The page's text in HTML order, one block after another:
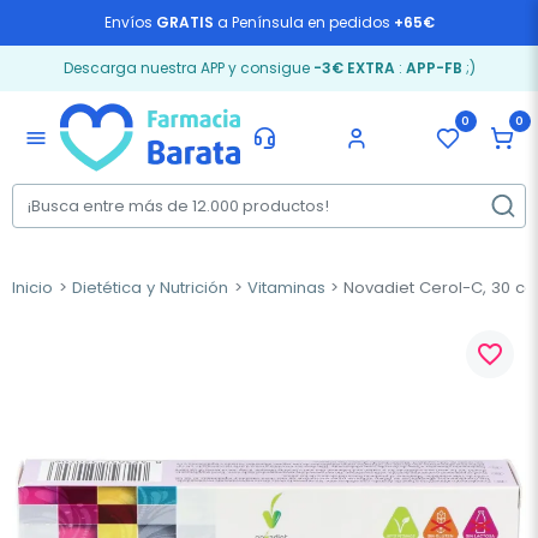
Envíos GRATIS a Península en pedidos +65€
Descarga nuestra APP y consigue -3€ EXTRA: APP-FB ;)
menu
0 0
Inicio Dietética y Nutrición Vitaminas Novadiet Cerol-C, 30
favorite_border